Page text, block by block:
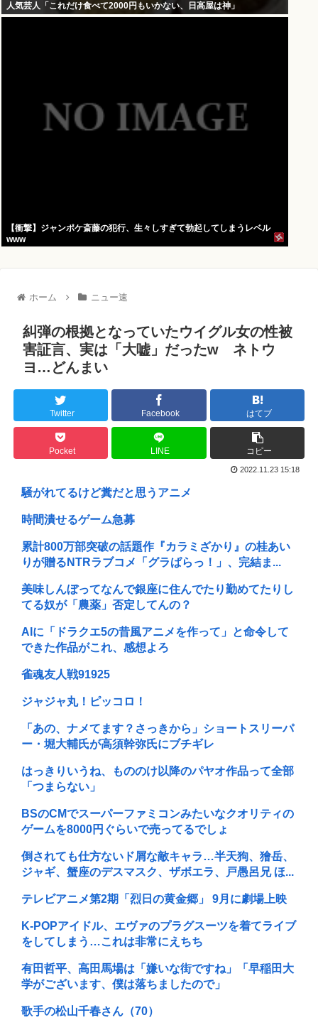
人気芸人「これだけ食べて2000円もいかない、日高屋は神」
【衝撃】ジャンポケ斎藤の犯行、生々しすぎて勃起してしまうレベル
www
ホーム ニュー速
糾弾の根拠となっていたウイグル女の性被
害証言、実は「大嘘」だったw ネトウ
ヨ…どんまい
Twitter Facebook はてブ
Pocket LINE コピー
2022.11.23 15:18
騒がれてるけど糞だと思うアニメ
時間潰せるゲーム急募
累計800万部突破の話題作『カラミざかり』の桂あい
りが贈るNTRラブコメ「グラぱらっ！」、完結ま...
美味しんぼってなんで銀座に住んでたり勤めてたりし
てる奴が「農薬」否定してんの？
AIに「ドラクエ5の昔風アニメを作って」と命令して
できた作品がこれ、感想よろ
雀魂友人戦91925
ジャジャ丸！ピッコロ！
「あの、ナメてます？さっきから」ショートスリーパ
ー・堀大輔氏が高須幹弥氏にブチギレ
はっきりいうね、もののけ以降のパヤオ作品って全部
「つまらない」
BSのCMでスーパーファミコンみたいなクオリティの
ゲームを8000円ぐらいで売ってるでしょ
倒されても仕方ないド屑な敵キャラ…半天狗、獪岳、
ジャギ、蟹座のデスマスク、ザボエラ、戸愚呂兄 ほ...
テレビアニメ第2期「烈日の黄金郷」 9月に劇場上映
K-POPアイドル、エヴァのプラグスーツを着てライブ
をしてしまう…これは非常にえちち
有田哲平、高田馬場は「嫌いな街ですね」「早稲田大
学がございます、僕は落ちましたので」
歌手の松山千春さん（70）